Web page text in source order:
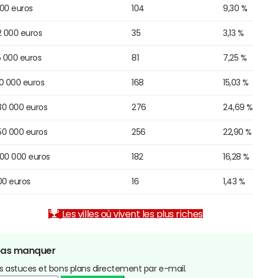
euros 104 9,30 %
000 euros 35 3,13 %
000 euros 81 7,25 %
000 euros 168 15,03 %
000 euros 276 24,69 %
000 euros 256 22,90 %
000 euros 182 16,28 %
euros 16 1,43 %
Les villes où vivent les plus riches
manquer
astuces et bons plans directement par e-mail.